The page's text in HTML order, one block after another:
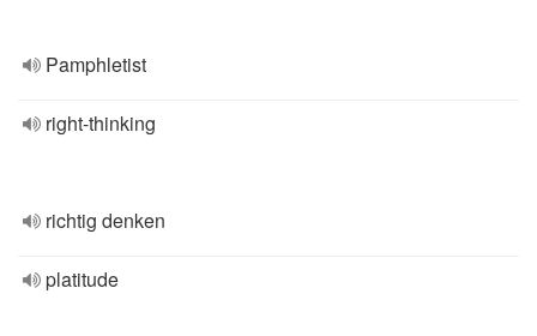
Pamphletist
right-thinking
richtig denken
platitude